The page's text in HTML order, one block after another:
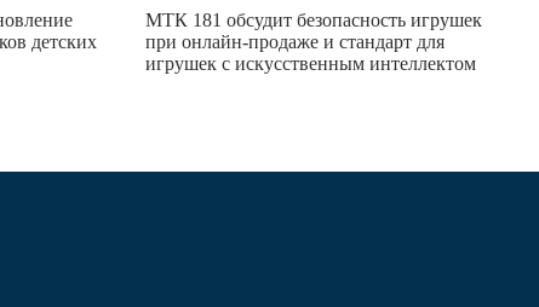
детских
МТК 181 обсудит безопасность игрушек
при онлайн-продаже и стандарт для
игрушек с искусственным интеллектом